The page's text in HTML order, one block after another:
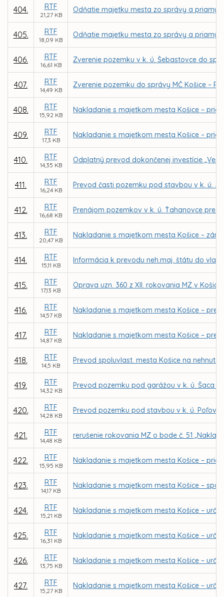
404. RTF
21,27 KB
Odňatie majetku mesta zo správy a priamy
405. RTF
18,09 KB
Odňatie majetku mesta zo správy a priamy
406. RTF
16,61 KB
Zverenie pozemku v k. ú. Šebastovce do
407. RTF
14,49 KB
Zverenie pozemku do správy MČ Košice –
408. RTF
15,92 KB
Nakladanie s majetkom mesta Košice –
409. RTF
17,3 KB
Nakladanie s majetkom mesta Košice –
410. RTF
14,35 KB
Odplatný prevod dokončenej investície
411. RTF
16,24 KB
Prevod časti pozemku pod stavbou v k. ú.
412. RTF
16,68 KB
Prenájom pozemkov v k. ú. Ťahanovce pre
413. RTF
20,47 KB
Nakladanie s majetkom mesta Košice –
414. RTF
15,11 KB
Informácia k prevodu neh.maj. štátu do
415. RTF
17,13 KB
Oprava uzn. 360 z XII. rokovania MZ v
416. RTF
14,57 KB
Nakladanie s majetkom mesta Košice –
417. RTF
14,87 KB
Nakladanie s majetkom mesta Košice –
418. RTF
14,5 KB
Prevod spoluvlast. mesta Košice na
419. RTF
14,32 KB
Prevod pozemku pod garážou v k. ú. Šaca
420. RTF
14,28 KB
Prevod pozemku pod stavbou v k. ú. Poľov
421. RTF
14,48 KB
rerušenie rokovania MZ o bode č. 51
422. RTF
15,95 KB
Nakladanie s majetkom mesta Košice –
423. RTF
14,17 KB
Nakladanie s majetkom mesta Košice –
424. RTF
15,21 KB
Nakladanie s majetkom mesta Košice –
425. RTF
16,31 KB
Nakladanie s majetkom mesta Košice –
426. RTF
13,75 KB
Nakladanie s majetkom mesta Košice –
427. RTF
15,27 KB
Nakladanie s majetkom mesta Košice –